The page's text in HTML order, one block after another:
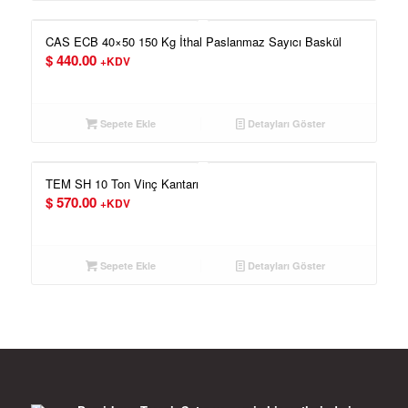
CAS ECB 40×50 150 Kg İthal Paslanmaz Sayıcı Baskül
$440.00 +KDV
Sepete Ekle Detayları Göster
TEM SH 10 Ton Vinç Kantarı
$570.00 +KDV
Sepete Ekle Detayları Göster